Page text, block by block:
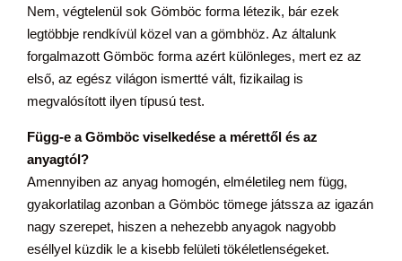
Nem, végtelenül sok Gömböc forma létezik, bár ezek
legtöbbje rendkívül közel van a gömbhöz. Az általunk
forgalmazott Gömböc forma azért különleges, mert ez az
első, az egész világon ismertté vált, fizikailag is
megvalósított ilyen típusú test.
Függ-e a Gömböc viselkedése a mérettől és az
anyagtól?
Amennyiben az anyag homogén, elméletileg nem függ,
gyakorlatilag azonban a Gömböc tömege játssza az igazán
nagy szerepet, hiszen a nehezebb anyagok nagyobb
eséllyel küzdik le a kisebb felületi tökéletlenségeket.